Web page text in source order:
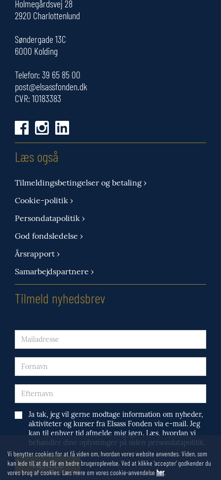
Holmegårdsvej 28
2920 Charlottenlund
Søndergade 13C
6000 Kolding
Telefon: 39 65 85 00
post@elsassfonden.dk
CVR: 10183383
Læs også
Tilmeldingsbetingelser og betaling ›
Cookie-politik ›
Persondatapolitik ›
God fondsledelse ›
Årsrapport ›
Samarbejdspartnere ›
Tilmeld nyhedsbrev
Ja tak, jeg vil gerne modtage information om nyheder,
aktiviteter og kurser fra Elsass Fonden via e-mail. Jeg
kan til enhver tid afmelde mig igen. Læs, hvordan vi
behandler dine oplysninger på siden persondatapolitik.
Vi benytter cookies for at få viden om, hvordan vores website anvendes. Viden, som
kan lede til, at du får en bedre brugeroplevelse. Ved at klikke 'accepter' godkender du
vores brug af cookies. Læs mere om vores cookie-anvendelse her.